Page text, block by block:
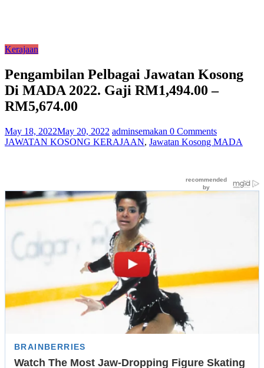
Kerajaan
Pengambilan Pelbagai Jawatan Kosong
Di MADA 2022. Gaji RM1,494.00 –
RM5,674.00
May 18, 2022May 20, 2022 adminsemakan 0 Comments
JAWATAN KOSONG KERAJAAN, Jawatan Kosong MADA